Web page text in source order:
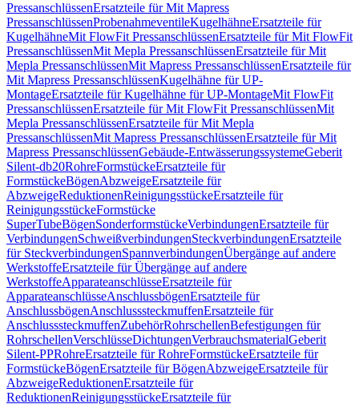
PressanschlüssenErsatzteile für Mit Mapress
PressanschlüssenProbenahmeventileKugelhähneErsatzteile für
KugelhähneMit FlowFit PressanschlüssenErsatzteile für Mit FlowFit
PressanschlüssenMit Mepla PressanschlüssenErsatzteile für Mit
Mepla PressanschlüssenMit Mapress PressanschlüssenErsatzteile für
Mit Mapress PressanschlüssenKugelhähne für UP-
MontageErsatzteile für Kugelhähne für UP-MontageMit FlowFit
PressanschlüssenErsatzteile für Mit FlowFit PressanschlüssenMit
Mepla PressanschlüssenErsatzteile für Mit Mepla
PressanschlüssenMit Mapress PressanschlüssenErsatzteile für Mit
Mapress PressanschlüssenGebäude-EntwässerungssystemeGeberit
Silent-db20RohreFormstückeErsatzteile für
FormstückeBögenAbzweigeErsatzteile für
AbzweigeReduktionenReinigungsstückeErsatzteile für
ReinigungsstückeFormstücke
SuperTubeBögenSonderformstückeVerbindungenErsatzteile für
VerbindungenSchweißverbindungenSteckverbindungenErsatzteile
für SteckverbindungenSpannverbindungenÜbergänge auf andere
WerkstoffeErsatzteile für Übergänge auf andere
WerkstoffeApparateanschlüsseErsatzteile für
ApparateanschlüsseAnschlussbögenErsatzteile für
AnschlussbögenAnschlusssteckmuffenErsatzteile für
AnschlusssteckmuffenZubehörRohrschellenBefestigungen für
RohrschellenVerschlüsseDichtungenVerbrauchsmaterialGeberit
Silent-PPRohreErsatzteile für RohreFormstückeErsatzteile für
FormstückeBögenErsatzteile für BögenAbzweigeErsatzteile für
AbzweigeReduktionenErsatzteile für
ReduktionenReinigungsstückeErsatzteile für